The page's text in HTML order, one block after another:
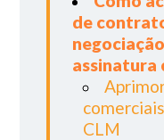
de
assinatura
CLM